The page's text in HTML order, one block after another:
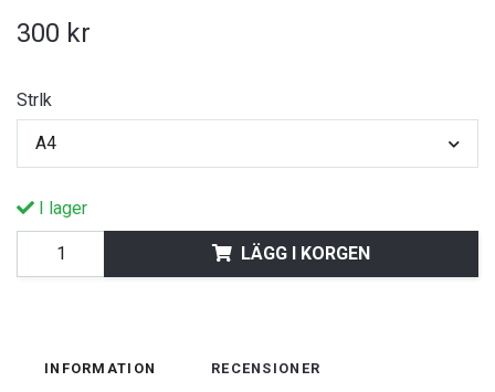
300 kr
Strlk
A4
I lager
LÄGG I KORGEN
INFORMATION RECENSIONER